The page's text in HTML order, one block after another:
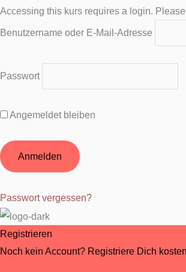
Accessing this kurs requires a login.
Benutzername oder E-Mail-Adresse
Passwort
Angemeldet bleiben
Passwort vergessen?
Registrieren
Noch kein Account? Registriere Dich